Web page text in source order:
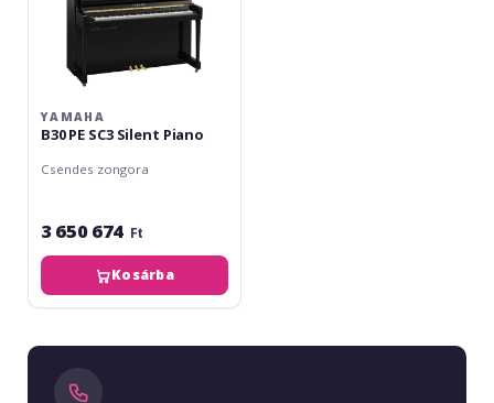
YAMAHA
B30 PE SC3 Silent Piano
Csendes zongora
3 650 674 Ft
Kosárba